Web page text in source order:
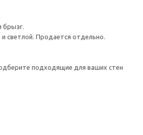
брызг.
светлой. Продается отдельно.
подходящие для ваших стен